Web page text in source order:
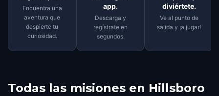
Encuentra una
aventura que
despierte tu
curiosidad.
app.
Descarga y
regístrate en
segundos.
diviértete.
Ve al punto de
salida y ¡a jugar!
Todas las misiones en Hillsboro